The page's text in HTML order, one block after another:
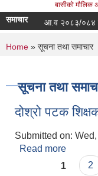
बासीको मौलिक
समाचारआ.व २०८३/०८४ को
You are here
Home » सूचना तथा समाचार
सूचना तथा
दोश्रो पटक
Submitted on:
Read more
Pages
1 2